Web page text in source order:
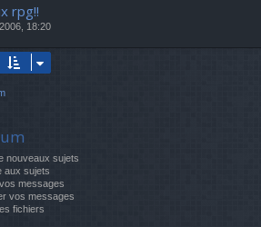
rpg!!
18:20
nouveaux sujets
aux sujets
messages
vos messages
fichiers